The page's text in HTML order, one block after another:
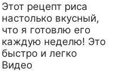
Этот рецепт риса
настолько вкусный,
что я готовлю его
каждую неделю! Это
быстро и легко
Видео